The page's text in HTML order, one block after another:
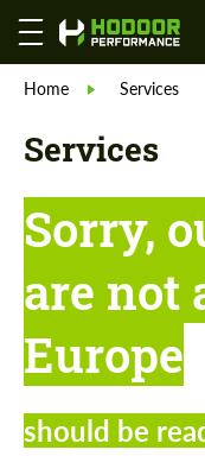
Home Services
Services
Sorry,
are not
Europe
should be